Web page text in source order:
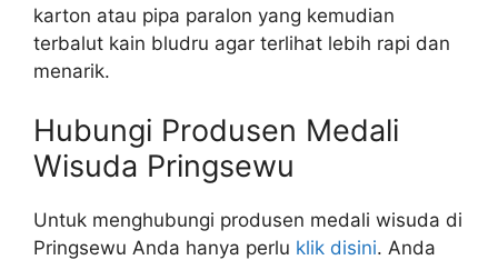
karton atau pipa paralon yang kemudian
terbalut kain bludru agar terlihat lebih rapi dan
menarik.
Hubungi Produsen Medali
Wisuda Pringsewu
Untuk menghubungi produsen medali wisuda di
Pringsewu Anda hanya perlu klik disini. Anda